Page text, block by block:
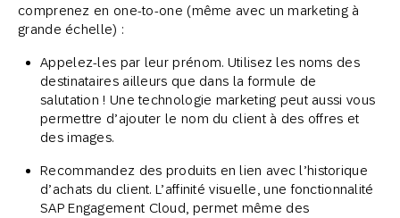
comprenez en one-to-one (même avec un marketing à
grande échelle) :
Appelez-les par leur prénom. Utilisez les noms des
destinataires ailleurs que dans la formule de
salutation ! Une technologie marketing peut aussi vous
permettre d’ajouter le nom du client à des offres et
des images.
Recommandez des produits en lien avec l’historique
d’achats du client. L’affinité visuelle, une fonctionnalité
SAP Engagement Cloud, permet même des